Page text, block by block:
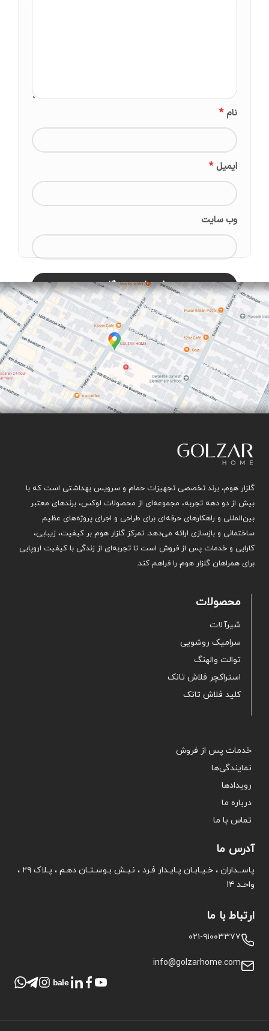
نام*
ایمیل*
وب‌ سایت
bale
آدرس ما
پاســداران ، خـیـابـان پـایـدار فـرد ، نـبـش بـوسـتـان دهـم ، پـلاک ۲۹ ،
واحـد ۱۴
ارتباط با ما
۰۲۱-۹۱۰۰۳۳۷۷
info@golzarhome.com
گلزار هوم، برند تخصصی تجهیزات حمام و سرویس بهداشتی است که با
بیش از دو دهه تجربه، مجموعه‌ای از محصولات لوکس، برندهای معتبر
بین‌المللی و راهکارهای حرفه‌ای برای طراحی و اجرای پروژه‌های عظیم
ساختمانی و بازسازی ارائه می‌دهد. تمرکز گلزار هوم بر کیفیت، زیبایی،
کارایی و خدمات پس از فروش است تا تجربه‌ای از زندگی با کیفیت اروپایی
برای همراهان گلزار هوم را فراهم کند.
خدمات پس از فروش
نمایندگی‌ها
رویدادها
درباره ما
تماس با ما
محصولات
شیرآلات
سرامیک روشویی
توالت والهنگ
استراکچر فلاش تانک
کلید فلاش تانک